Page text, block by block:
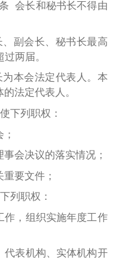
会长和秘书长不得由
副会长、秘书长最高
两届。
本会法定代表人。本
法定代表人。
下列职权：
事会决议的落实情况；
要文件；
列职权：
作，组织实施年度工作
代表机构、实体机构开